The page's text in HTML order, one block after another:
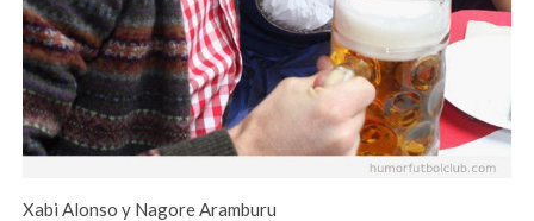
Xabi Alonso y Nagore Aramburu